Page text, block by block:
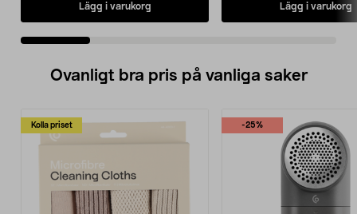
Lägg i varukorg Lägg i varukorg
Ovanligt bra pris på vanliga saker
Kolla priset -25%